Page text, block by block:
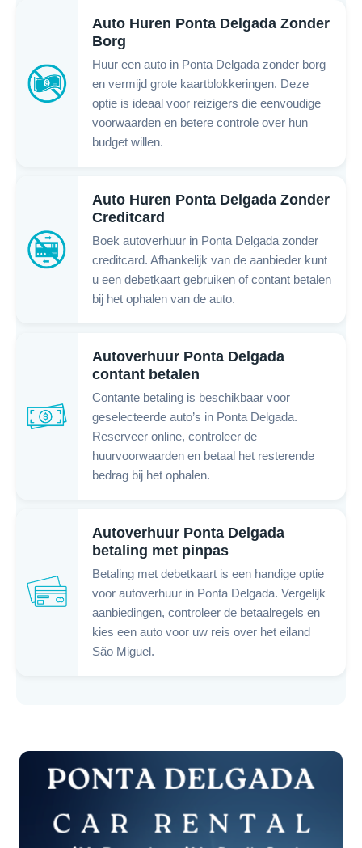
Auto Huren Ponta Delgada Zonder
Borg
Huur een auto in Ponta Delgada zonder borg
en vermijd grote kaartblokkeringen. Deze
optie is ideaal voor reizigers die eenvoudige
voorwaarden en betere controle over hun
budget willen.
Auto Huren Ponta Delgada Zonder
Creditcard
Boek autoverhuur in Ponta Delgada zonder
creditcard. Afhankelijk van de aanbieder kunt
u een debetkaart gebruiken of contant betalen
bij het ophalen van de auto.
Autoverhuur Ponta Delgada
contant betalen
Contante betaling is beschikbaar voor
geselecteerde auto’s in Ponta Delgada.
Reserveer online, controleer de
huurvoorwaarden en betaal het resterende
bedrag bij het ophalen.
Autoverhuur Ponta Delgada
betaling met pinpas
Betaling met debetkaart is een handige optie
voor autoverhuur in Ponta Delgada. Vergelijk
aanbiedingen, controleer de betaalregels en
kies een auto voor uw reis over het eiland
São Miguel.